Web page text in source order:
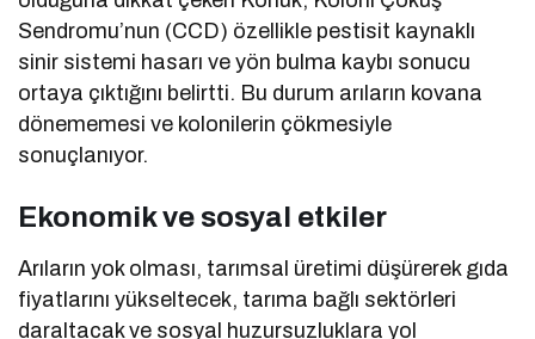
Sendromu’nun (CCD) özellikle pestisit kaynaklı
sinir sistemi hasarı ve yön bulma kaybı sonucu
ortaya çıktığını belirtti. Bu durum arıların kovana
dönememesi ve kolonilerin çökmesiyle
sonuçlanıyor.
Ekonomik ve sosyal etkiler
Arıların yok olması, tarımsal üretimi düşürerek gıda
fiyatlarını yükseltecek, tarıma bağlı sektörleri
daraltacak ve sosyal huzursuzluklara yol